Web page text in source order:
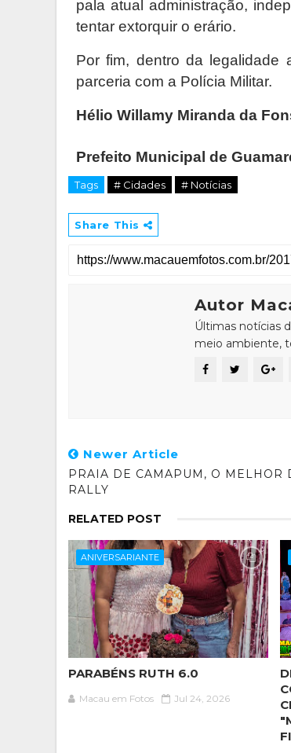
pala atual administração,
tentar extorquir o erário.
Por fim, dentro da legalidade
parceria com a Polícia Militar.
Hélio Willamy Miranda da
Prefeito Municipal de
Tags # Cidades # Notícias
Share This
Autor
Últimas notícias
meio ambiente,
Newer Article
PRAIA DE CAMAPUM, O MELHOR
RALLY
RELATED POST
ANIVERSARIANTE
PARABÉNS RUTH 6.0
Macau em Fotos Jul 24, 2026